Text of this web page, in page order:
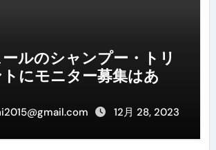
ルのシャンプー・トリ
にモニター募集はあ
12月 28, 2023